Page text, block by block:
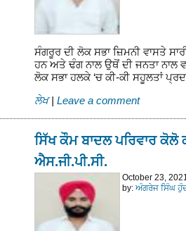
ਸੰਗਰੂਰ ਦੀ ਲੋਕ ਸਭਾ ਜ਼ਿਮਨੀ ਵਾਸਤੇ
ਹਨ ਅਤੇ ਢੰਗ ਨਾਲ ਉਥੋਂ ਦੀ ਜਨਤਾ ਨਾਲ
ਲੋਕ ਸਭਾ ਹਲਕੇ ‘ਚ ਕੀ-ਕੀ ਸਹੂਲਤਾਂ
ਲੇਖ | Leave a comment
ਸਿੱਖ ਕੌਮ ਬਾਦਲ ਪਰਿਵਾਰ ਕੋਲੋ
ਐਸ.ਜੀ.ਪੀ.ਸੀ.
October 23,
by: ਅੰਗਰੇਜ ਸਿੰਘ